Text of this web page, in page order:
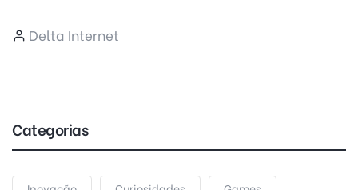
Delta Internet
Categorias